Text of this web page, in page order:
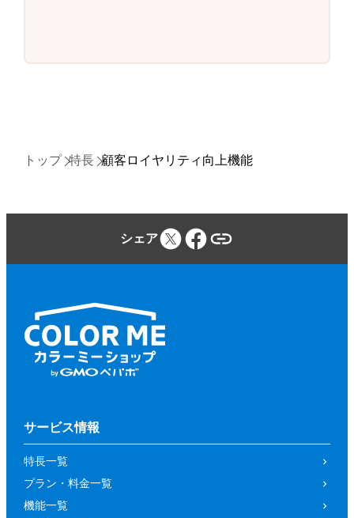
トップ 特長 顧客ロイヤリティ向上機能
シェア
サービス情報
特長一覧
プラン・料金一覧
機能一覧